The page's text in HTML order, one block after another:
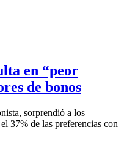
en “peor
de bonos
sorprendió a los
37% de las preferencias con